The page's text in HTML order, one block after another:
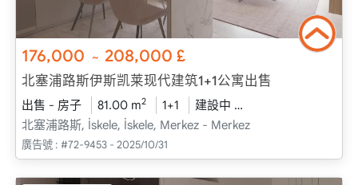
176,000 ~ 208,000 £
北塞浦路斯伊斯凯莱现代建筑1+1公寓出售
出售 - 房子 81.00 m2 1+1 建設中
北塞浦路斯, İskele, İskele, Merkez - Merkez
廣告號 : #72-9453 - 2025/10/31